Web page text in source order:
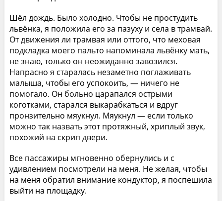
Шёл дождь. Было холодно. Чтобы не простудить
львёнка, я положила его за пазуху и села в трамвай.
От движения ли трамвая или оттого, что меховая
подкладка моего пальто напоминала львёнку мать,
не знаю, только он неожиданно завозился.
Напрасно я старалась незаметно поглаживать
малыша, чтобы его успокоить, — ничего не
помогало. Он больно царапался острыми
коготками, старался выкарабкаться и вдруг
пронзительно мяукнул. Мяукнул — если только
можно так назвать этот протяжный, хриплый звук,
похожий на скрип двери.
Все пассажиры мгновенно обернулись и с
удивлением посмотрели на меня. Не желая, чтобы
на меня обратил внимание кондуктор, я поспешила
выйти на площадку.